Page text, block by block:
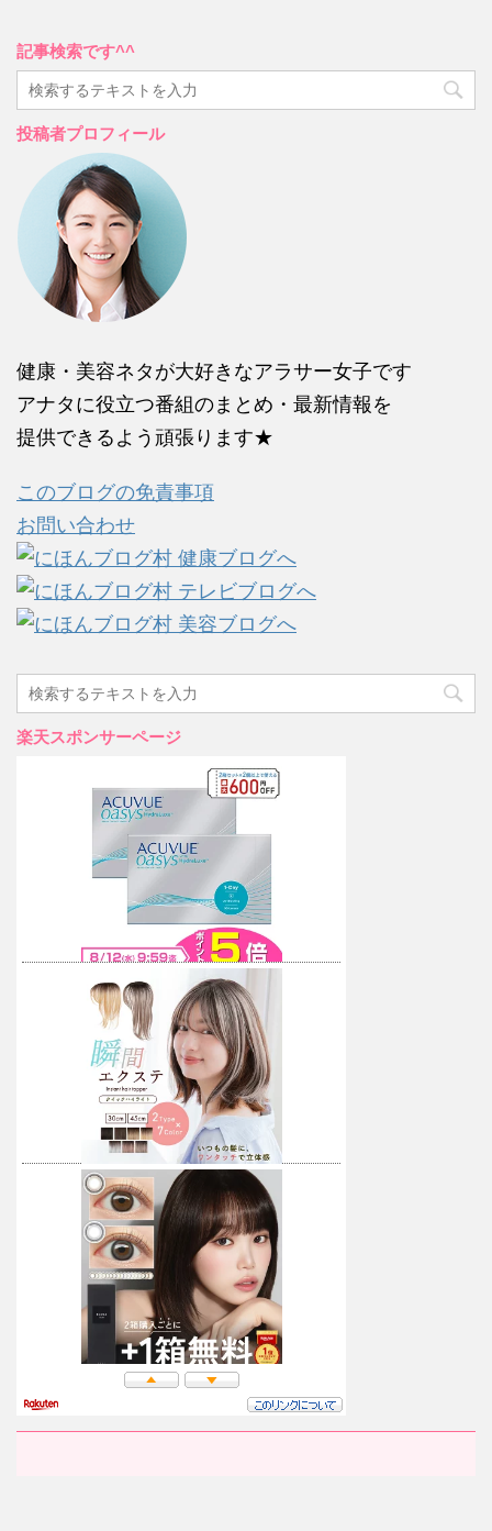
記事検索です^^
投稿者プロフィール
健康・美容ネタが大好きなアラサー女子です
アナタに役立つ番組のまとめ・最新情報を
提供できるよう頑張ります★
このブログの免責事項
お問い合わせ
楽天スポンサーページ